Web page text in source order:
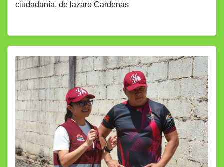
ciudadanía, de lazaro Cardenas